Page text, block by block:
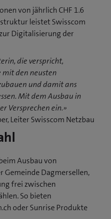
von jährlich CHF 1.6
leistet Swisscom
Digitalisierung der
die verspricht,
mit den neusten
und damit ans
Mit dem Ausbau in
Versprechen ein.»
Leiter Swisscom Netzbau
Ausbau von
Gemeinde Dagmersellen,
frei zwischen
So bieten
oder Sunrise Produkte